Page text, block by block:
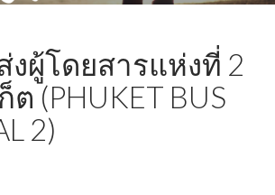
ผู้โดยสารแห่งที่ 2
(PHUKET BUS
2)